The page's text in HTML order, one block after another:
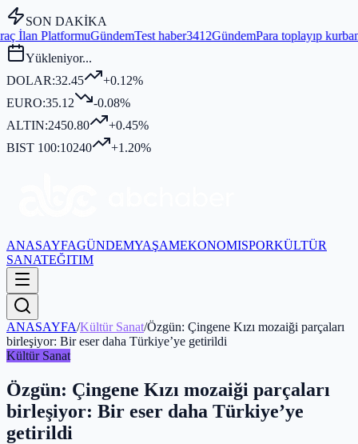
SON DAKİKA
Test haber3412GündemPara toplayıp kurban kesmediği iddia
Yükleniyor...
DOLAR:32.45
+0.12%
EURO:35.12
-0.08%
ALTIN:2450.80
+0.45%
BIST 100:10240 +1.20%
ANASAYFAGÜNDEMYAŞAMEKONOMISPORKÜLTÜR
SANATEĞITIM
ANASAYFA/Kültür Sanat/Özgün: Çingene Kızı mozaiği parçaları
birleşiyor: Bir eser daha Türkiye’ye getirildi
Kültür Sanat
Özgün: Çingene Kızı mozaiği parçaları
birleşiyor: Bir eser daha Türkiye’ye
getirildi